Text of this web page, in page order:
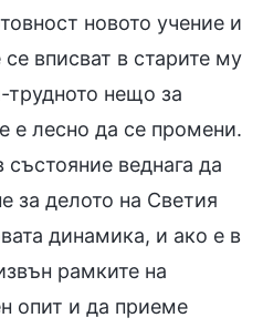
новото учение и
вписват в старите му
трудното нещо за
е лесно да се промени.
веднага да
за делото на Светия
динамика, и ако е в
рамките на
опит и да приеме